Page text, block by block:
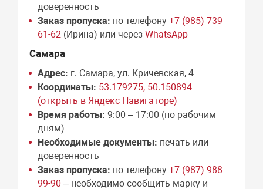
доверенность
Заказ пропуска: по телефону+7 (985) 739-
61-62 (Ирина) или черезWhatsApp
Самара
Адрес: г. Самара, ул. Кричевская, 4
Координаты: 53.179275, 50.150894
(открыть в Яндекс Навигаторе)
Время работы: 9:00 – 17:00 (по рабочим
дням)
Необходимые документы: печать или
доверенность
Заказ пропуска: по телефону+7 (987) 988-
99-90 – необходимо сообщить марку и